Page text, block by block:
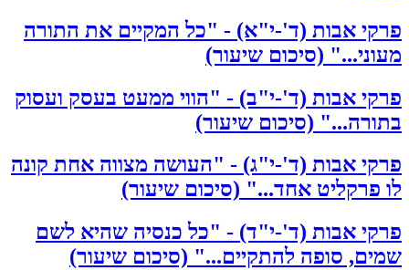
פרקי אבות (ד'-י"א) - "כל המקיים את התורה
מעוני..." (סיכום שיעור)
פרקי אבות (ד'-י"ב) - "הווי ממעט בעסק ועסוק
בתורה..." (סיכום שיעור)
פרקי אבות (ד'-י"ג) - "העושה מצווה אחת קונה
לו פרקליט אחד..." (סיכום שיעור)
פרקי אבות (ד'-י"ד) - "כל כנסיה שהיא לשם
שמים, סופה להתקיים..." (סיכום שיעור)